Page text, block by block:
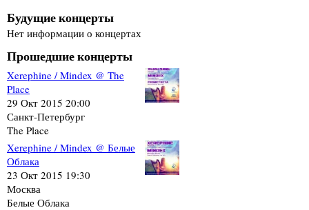
Будущие концерты
Нет информации о концертах
Прошедшие концерты
Xerephine / Mindex @ The
Place
29 Окт 2015 20:00
Санкт-Петербург
The Place
Xerephine / Mindex @ Белые
Облака
23 Окт 2015 19:30
Москва
Белые Облака